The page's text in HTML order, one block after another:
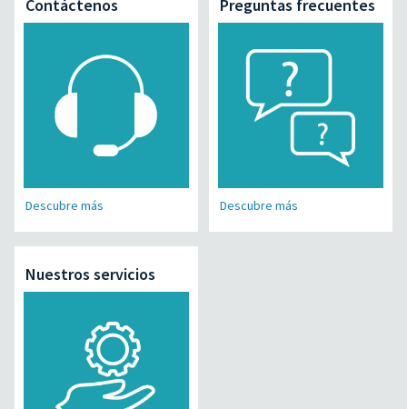
Contáctenos
Descubre más
Preguntas frecuentes
Descubre más
Nuestros servicios